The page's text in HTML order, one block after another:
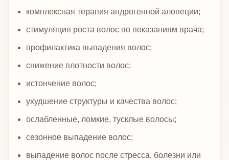
комплексная терапия андрогенной алопеции;
стимуляция роста волос по показаниям врача;
профилактика выпадения волос;
снижение плотности волос;
истончение волос;
ухудшение структуры и качества волос;
ослабленные, ломкие, тусклые волосы;
сезонное выпадение волос;
выпадение волос после стресса, болезни или